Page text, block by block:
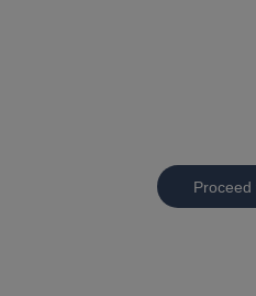
Proceed